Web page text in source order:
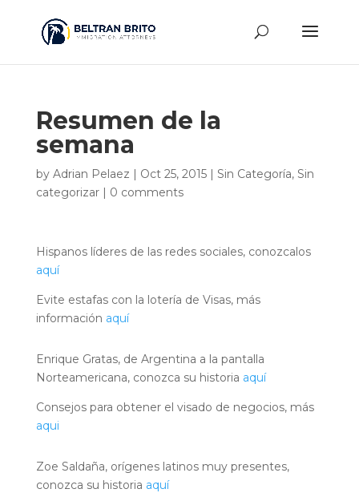
Resumen de la
semana
by Adrian Pelaez | Oct 25, 2015| Sin Categoría, Sin
categorizar| 0 comments
Hispanos líderes de las redes sociales, conozcalos
aquí
Evite estafas con la lotería de Visas, más
información aquí
Enrique Gratas, de Argentina a la pantalla
Norteamericana, conozca su historia aquí
Consejos para obtener el visado de negocios, más
aqui
Zoe Saldaña, orígenes latinos muy presentes,
conozca su historia aquí